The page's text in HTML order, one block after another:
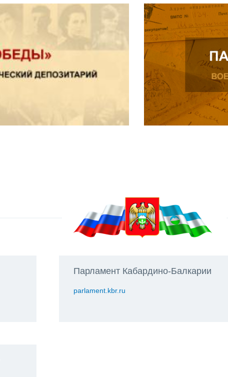
Парламент Кабардино-Балкарии
parlament.kbr.ru